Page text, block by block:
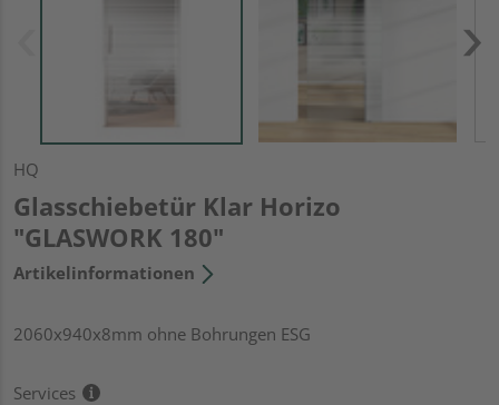
HQ
Glasschiebetür Klar Horizo
"GLASWORK 180"
Artikelinformationen
2060x940x8mm ohne Bohrungen ESG
Services